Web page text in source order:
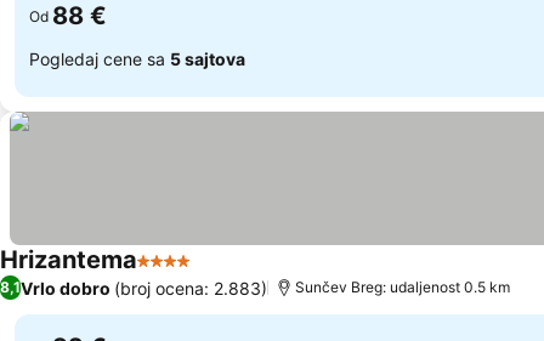
Od 88 €
Pogledaj cene sa 5 sajtova
Hrizantema4 Zvezdice
8,1Vrlo dobro (broj ocena: 2.883) Sunčev Breg: udaljenost 0.5 km